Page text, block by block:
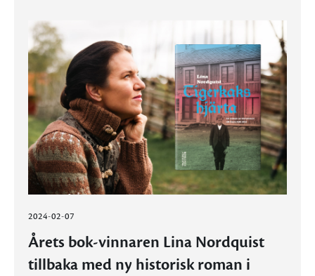
2024-02-07
Årets bok-vinnaren Lina Nordquist
tillbaka med ny historisk roman i